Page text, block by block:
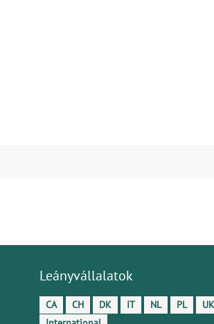
Leányvállalatok
CA CH DK IT NL PL
UK